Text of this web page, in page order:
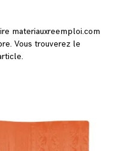
materiauxreemploi.com
Vous trouverez le